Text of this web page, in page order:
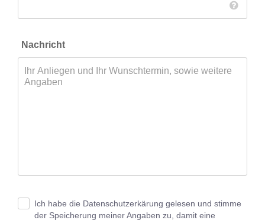
Nachricht
Ich habe die Datenschutzerkärung gelesen und stimme
der Speicherung meiner Angaben zu, damit eine